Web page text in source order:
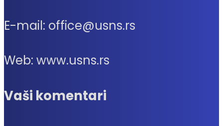
E-mail: office@usns.rs
Web: www.usns.rs
Vaši komentari